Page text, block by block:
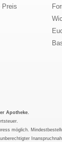
Preis
Apotheke.
möglich.